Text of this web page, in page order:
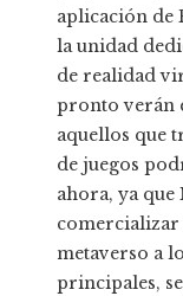
aplicación de
la unidad
de realidad
pronto verán
aquellos que
de juegos
ahora, ya que
comercializar
metaverso a
principales,